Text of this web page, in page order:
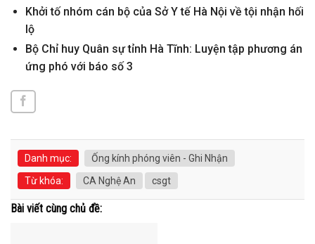
Khởi tố nhóm cán bộ của Sở Y tế Hà Nội về tội nhận hối
lộ
Bộ Chỉ huy Quân sự tỉnh Hà Tĩnh: Luyện tập phương án
ứng phó với báo số 3
Danh mục:
Ống kính phóng viên - Ghi Nhận
Từ khóa:
CA Nghệ An csgt
Bài viết cùng chủ đề: